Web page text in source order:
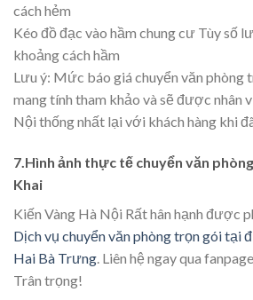
cách hẻm
Kéo đồ đạc vào hầm chung cư Tùy số
khoảng cách hầm
Lưu ý: Mức báo giá chuyển văn phòng
mang tính tham khảo và sẽ được nhân
Nội thống nhất lại với khách hàng khi
7.Hình ảnh thực tế chuyển văn
Khai
Kiến Vàng Hà Nội Rất hân hạnh được
Dịch vụ chuyển văn phòng trọn gói tại
Hai Bà Trưng . Liên hệ ngay qua
Trân trọng!